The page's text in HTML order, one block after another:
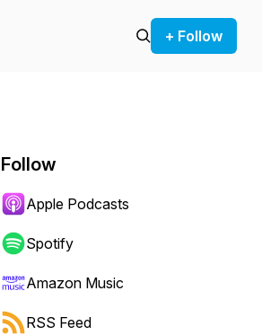
+ Follow
Follow
Apple Podcasts
Spotify
Amazon Music
RSS Feed